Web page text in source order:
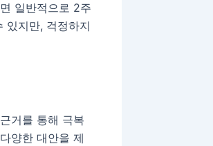
일반적으로 2주
있지만, 걱정하지
거를 통해 극복
양한 대안을 제